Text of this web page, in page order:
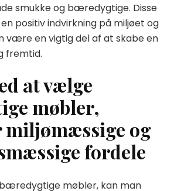
smukke og bæredygtige. Disse
positiv indvirkning på miljøet og
være en vigtig del af at skabe en
fremtid.
at vælge
møbler,
miljømæssige og
fordele
møbler, kan man